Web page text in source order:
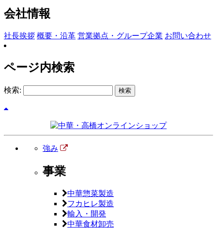
会社情報
社長挨拶 概要・沿革 営業拠点・グループ企業 お問い合わせ
ページ内検索
検索:
強み
事業
中華惣菜製造
フカヒレ製造
輸入・開発
中華食材卸売